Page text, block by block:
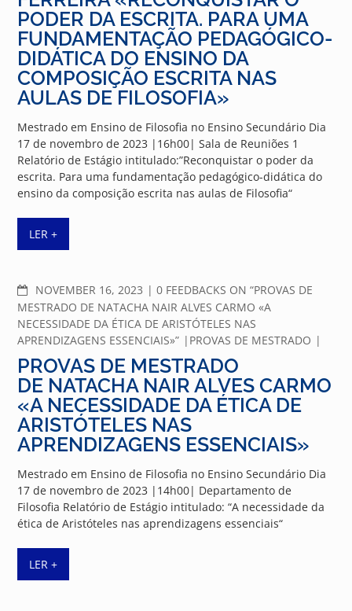
PODER DA ESCRITA. PARA UMA
FUNDAMENTAÇÃO PEDAGÓGICO-
DIDÁTICA DO ENSINO DA
COMPOSIÇÃO ESCRITA NAS
AULAS DE FILOSOFIA»
Mestrado em Ensino de Filosofia no Ensino Secundário Dia
17 de novembro de 2023 |16h00| Sala de Reuniões 1
Relatório de Estágio intitulado:”Reconquistar o poder da
escrita. Para uma fundamentação pedagógico-didática do
ensino da composição escrita nas aulas de Filosofia“
LER +
NOVEMBER 16, 2023 COMMENTS
0 FEEDBACKS ON “PROVAS DE
MESTRADO DE NATACHA NAIR ALVES CARMO «A
NECESSIDADE DA ÉTICA DE ARISTÓTELES NAS
APRENDIZAGENS ESSENCIAIS»”
PROVAS DE MESTRADO
PROVAS DE MESTRADO
DE NATACHA NAIR ALVES CARMO
«A NECESSIDADE DA ÉTICA DE
ARISTÓTELES NAS
APRENDIZAGENS ESSENCIAIS»
Mestrado em Ensino de Filosofia no Ensino Secundário Dia
17 de novembro de 2023 |14h00| Departamento de
Filosofia Relatório de Estágio intitulado: “A necessidade da
ética de Aristóteles nas aprendizagens essenciais“
LER +